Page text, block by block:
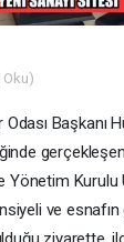
Oku)
Başkanı
Yönetim Kurulu
ve